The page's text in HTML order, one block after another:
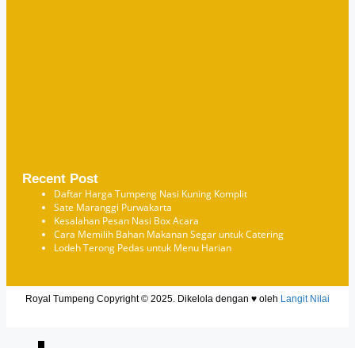
Recent Post
Daftar Harga Tumpeng Nasi Kuning Komplit
Sate Maranggi Purwakarta
Kesalahan Pesan Nasi Box Acara
Cara Memilih Bahan Makanan Segar untuk Catering
Lodeh Terong Pedas untuk Menu Harian
Royal Tumpeng Copyright © 2025. Dikelola dengan ♥ oleh Langit Nilai